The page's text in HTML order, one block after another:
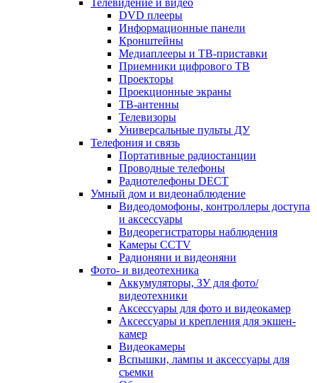
Телевидение и видео
DVD плееры
Информационные панели
Кронштейны
Медиаплееры и ТВ-приставки
Приемники цифрового ТВ
Проекторы
Проекционные экраны
ТВ-антенны
Телевизоры
Универсальные пульты ДУ
Телефония и связь
Портативные радиостанции
Проводные телефоны
Радиотелефоны DECT
Умный дом и видеонаблюдение
Видеодомофоны, контроллеры доступа
и аксессуары
Видеорегистраторы наблюдения
Камеры CCTV
Радионяни и видеоняни
Фото- и видеотехника
Аккумуляторы, ЗУ для фото/
видеотехники
Аксессуары для фото и видеокамер
Аксессуары и крепления для экшен-
камер
Видеокамеры
Вспышки, лампы и аксессуары для
съемки